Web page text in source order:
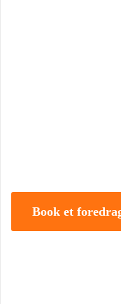
Book et